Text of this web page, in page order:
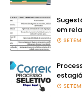
em